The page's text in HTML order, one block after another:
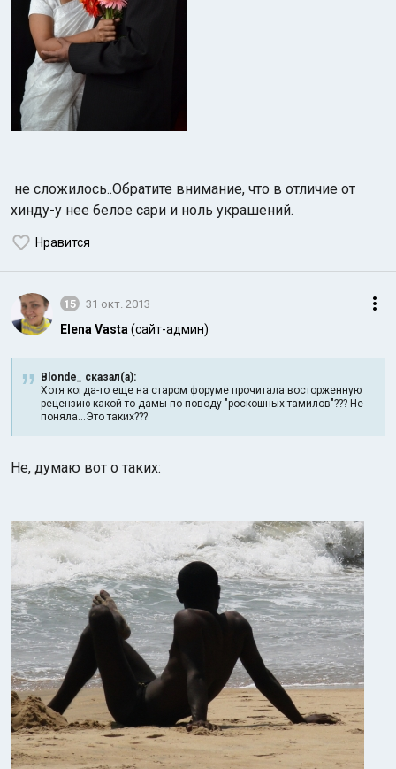
не сложилось..Обратите внимание, что в отличие от
хинду-у нее белое сари и ноль украшений.
Нравится
15 31 окт. 2013
Elena Vasta (сайт-админ)
Blonde_ сказал(а):
Хотя когда-то еще на старом форуме прочитала восторженную
рецензию какой-то дамы по поводу "роскошных тамилов"??? Не
поняла...Это таких???
Не, думаю вот о таких: